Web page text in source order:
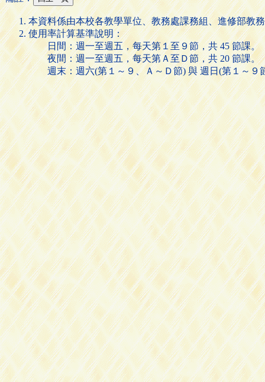
本資料係由本校各教學單位、教務處課務組、進修部教
使用率計算基準說明：
日間：週一至週五，每天第１至９節，共 45 節課。
夜間：週一至週五，每天第Ａ至Ｄ節，共 20 節課。
週末：週六(第１～９、Ａ～Ｄ節) 與 週日(第１～９